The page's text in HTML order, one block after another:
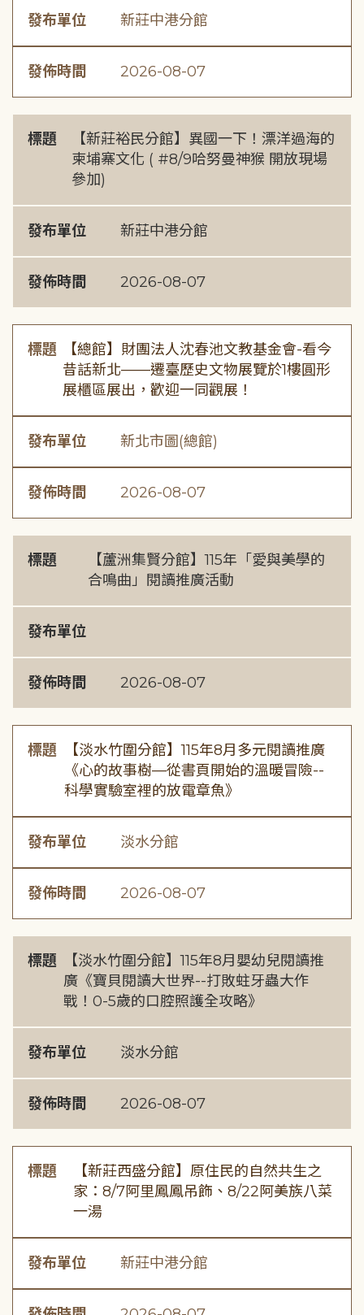
發布單位 新莊中港分館
發佈時間 2026-08-07
標題
【新莊裕民分館】異國一下！漂洋過海的
柬埔寨文化 ( #8/9哈努曼神猴 開放現場
參加)
發布單位 新莊中港分館
發佈時間 2026-08-07
標題
【總館】財團法人沈春池文教基金會-看今
昔話新北——遷臺歷史文物展覽於1樓圓形
展櫃區展出，歡迎一同觀展！
發布單位 新北市圖(總館)
發佈時間 2026-08-07
標題
【蘆洲集賢分館】115年「愛與美學的
合鳴曲」閱讀推廣活動
發布單位
發佈時間 2026-08-07
標題
【淡水竹圍分館】115年8月多元閱讀推廣
《心的故事樹—從書頁開始的溫暖冒險--
科學實驗室裡的放電章魚》
發布單位 淡水分館
發佈時間 2026-08-07
標題
【淡水竹圍分館】115年8月嬰幼兒閱讀推
廣《寶貝閱讀大世界--打敗蛀牙蟲大作
戰！0-5歲的口腔照護全攻略》
發布單位 淡水分館
發佈時間 2026-08-07
標題
【新莊西盛分館】原住民的自然共生之
家：8/7阿里鳳鳳吊飾、8/22阿美族八菜
一湯
發布單位 新莊中港分館